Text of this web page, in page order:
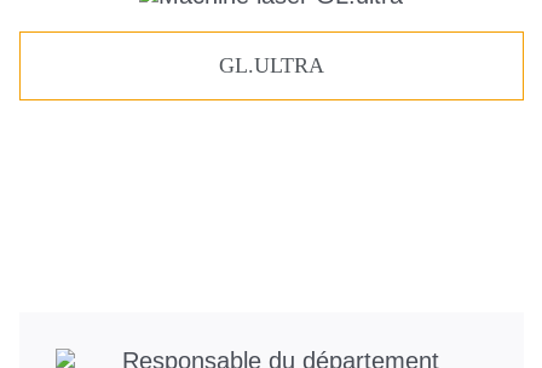
GL.ULTRA